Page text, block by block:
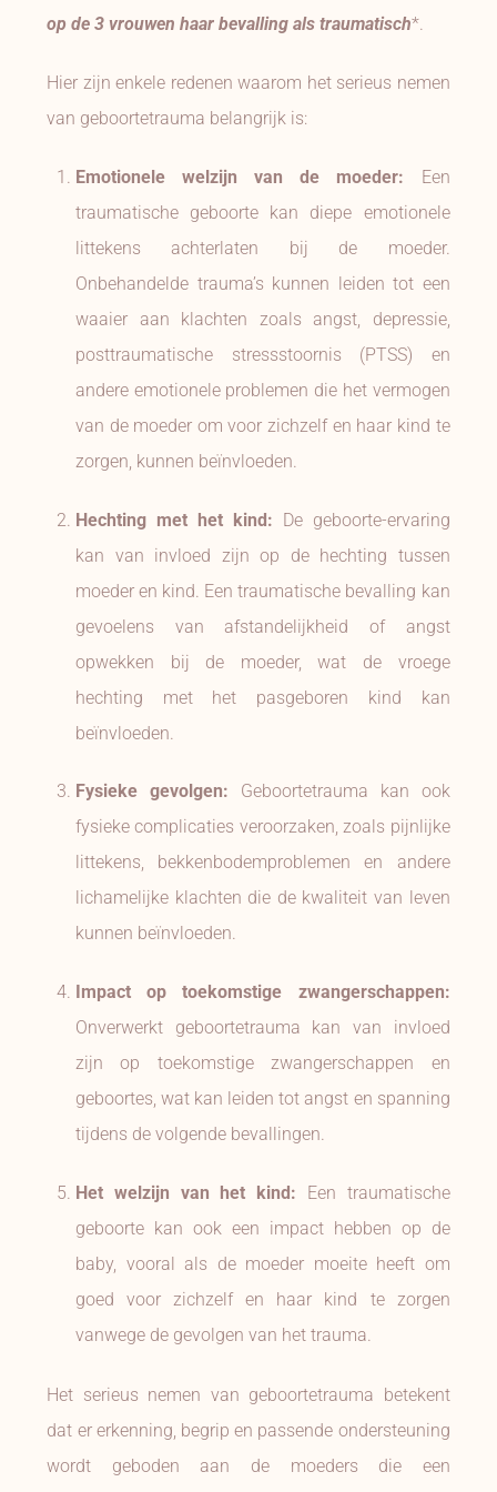
op de 3 vrouwen haar bevalling als traumatisch*.
Hier zijn enkele redenen waarom het serieus nemen
van geboortetrauma belangrijk is:
Emotionele welzijn van de moeder: Een
traumatische geboorte kan diepe emotionele
littekens achterlaten bij de moeder.
Onbehandelde trauma’s kunnen leiden tot een
waaier aan klachten zoals angst, depressie,
posttraumatische stressstoornis (PTSS) en
andere emotionele problemen die het vermogen
van de moeder om voor zichzelf en haar kind te
zorgen, kunnen beïnvloeden.
Hechting met het kind: De geboorte-ervaring
kan van invloed zijn op de hechting tussen
moeder en kind. Een traumatische bevalling kan
gevoelens van afstandelijkheid of angst
opwekken bij de moeder, wat de vroege
hechting met het pasgeboren kind kan
beïnvloeden.
Fysieke gevolgen: Geboortetrauma kan ook
fysieke complicaties veroorzaken, zoals pijnlijke
littekens, bekkenbodemproblemen en andere
lichamelijke klachten die de kwaliteit van leven
kunnen beïnvloeden.
Impact op toekomstige zwangerschappen:
Onverwerkt geboortetrauma kan van invloed
zijn op toekomstige zwangerschappen en
geboortes, wat kan leiden tot angst en spanning
tijdens de volgende bevallingen.
Het welzijn van het kind: Een traumatische
geboorte kan ook een impact hebben op de
baby, vooral als de moeder moeite heeft om
goed voor zichzelf en haar kind te zorgen
vanwege de gevolgen van het trauma.
Het serieus nemen van geboortetrauma betekent
dat er erkenning, begrip en passende ondersteuning
wordt geboden aan de moeders die een